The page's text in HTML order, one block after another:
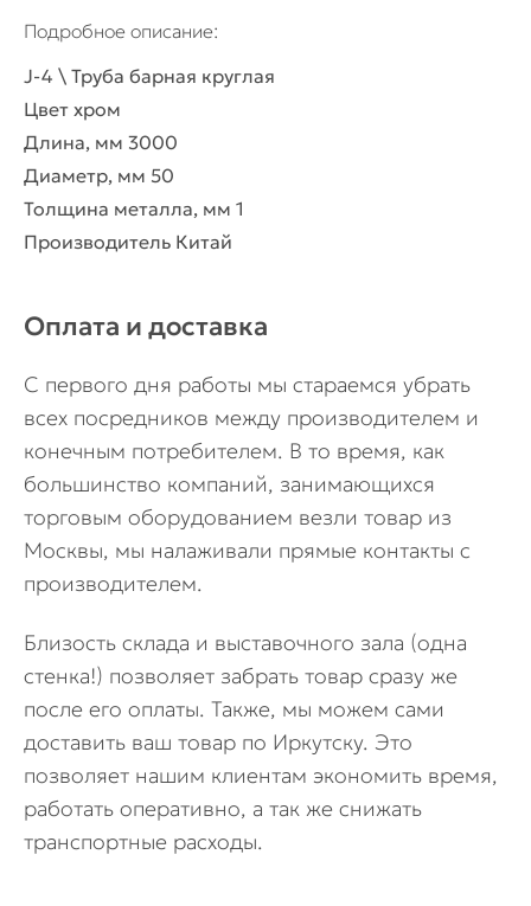
Труба
барная
круглая
Подробное описание
J-4 \ Труба барная круглая
Цвет хром
Длина, мм 3000
Диаметр, мм 50
Толщина металла, мм 1
Производитель Китай
Оплата и доставка
С первого дня работы мы стараемся убрать
всех посредников между производителем и
конечным потребителем. В то время, как
большинство компаний, занимающихся
торговым оборудованием везли товар из
Москвы, мы налаживали прямые контакты с
производителем.
Близость склада и выставочного зала (одна
стенка!) позволяет забрать товар сразу же
после его оплаты. Также, мы можем сами
доставить ваш товар по Иркутску. Это
позволяет нашим клиентам экономить время,
работать оперативно, а так же снижать
транспортные расходы.